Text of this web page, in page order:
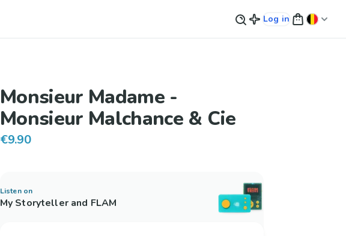
Log in
Monsieur Madame -
Monsieur Malchance & Cie
€9.90
Listen on
My Storyteller and FLAM